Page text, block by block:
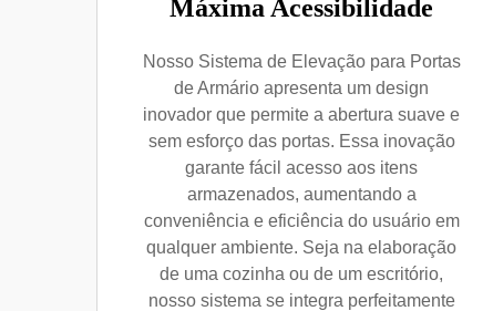
Máxima Acessibilidade
Nosso Sistema de Elevação para Portas
de Armário apresenta um design
inovador que permite a abertura suave e
sem esforço das portas. Essa inovação
garante fácil acesso aos itens
armazenados, aumentando a
conveniência e eficiência do usuário em
qualquer ambiente. Seja na elaboração
de uma cozinha ou de um escritório,
nosso sistema se integra perfeitamente